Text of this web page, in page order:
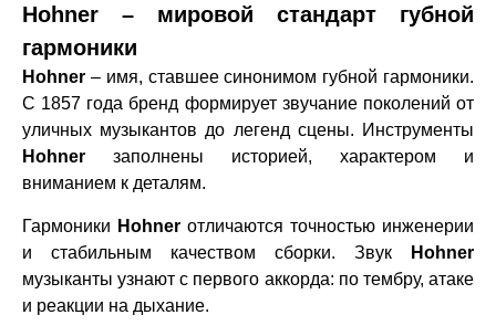
Hohner – мировой стандарт губной
гармоники
Hohner – имя, ставшее синонимом губной гармоники.
С 1857 года бренд формирует звучание поколений от
уличных музыкантов до легенд сцены. Инструменты
Hohner заполнены историей, характером и
вниманием к деталям.
Гармоники Hohner отличаются точностью инженерии
и стабильным качеством сборки. Звук
Hohner
музыканты узнают с первого аккорда: по тембру, атаке
и реакции на дыхание.